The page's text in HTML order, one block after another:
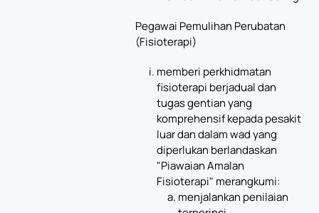
Pegawai Pemulihan Perubatan
(Fisioterapi)
memberi perkhidmatan
fisioterapi berjadual dan
tugas gentian yang
komprehensif kepada pesakit
luar dan dalam wad yang
diperlukan berlandaskan
"Piawaian Amalan
Fisioterapi" merangkumi:
menjalankan penilaian